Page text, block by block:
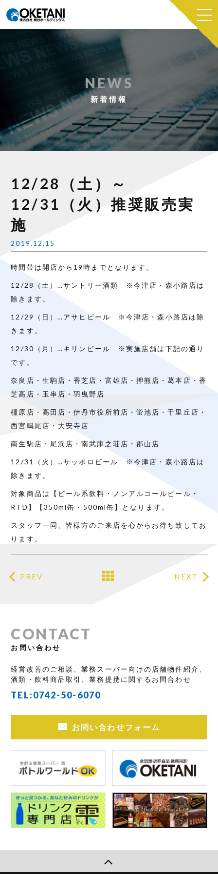
NEWS
新着情報
12/28（土）～
12/31（火）推奨販売実
施
2019.12.15
時間帯は開店から19時までとなります。
12/28（土）…サントリー酒類 ※今津店・森小路店は
除きます。
12/29（日）…アサヒビール ※今津店・森小路店は除
きます。
12/30（月）…キリンビール ※実施店舗は下記の通り
です。
奈良店・生駒店・香芝店・富雄店・押熊店・葛本店・香
芝高店・玉串店・羽曳野店
橿原店・高田店・伊丹市役所前店・蛍池店・千里丘店・
西宮鳴尾店・大安寺店
南生駒店・尾浜店・南武庫之荘店・郡山店
12/31（火）…サッポロビール ※今津店・森小路店は
除きます。
対象商品は【ビール系飲料・ノンアルコールビール・
RTD】【350ml缶・500ml缶】となります。
スタッフ一同、皆様方のご来店を心からお待ち致してお
ります。
PREV NEXT
CONTACT
お問い合わせ
経営改善のご相談、業務スーパー向けの店舗物件紹介、
酒類・飲料商品取引、業務提携に関するお問合わせ
TEL:0742-50-6070
お問い合わせフォーム